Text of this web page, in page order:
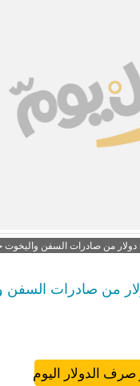
الدولار اليوم